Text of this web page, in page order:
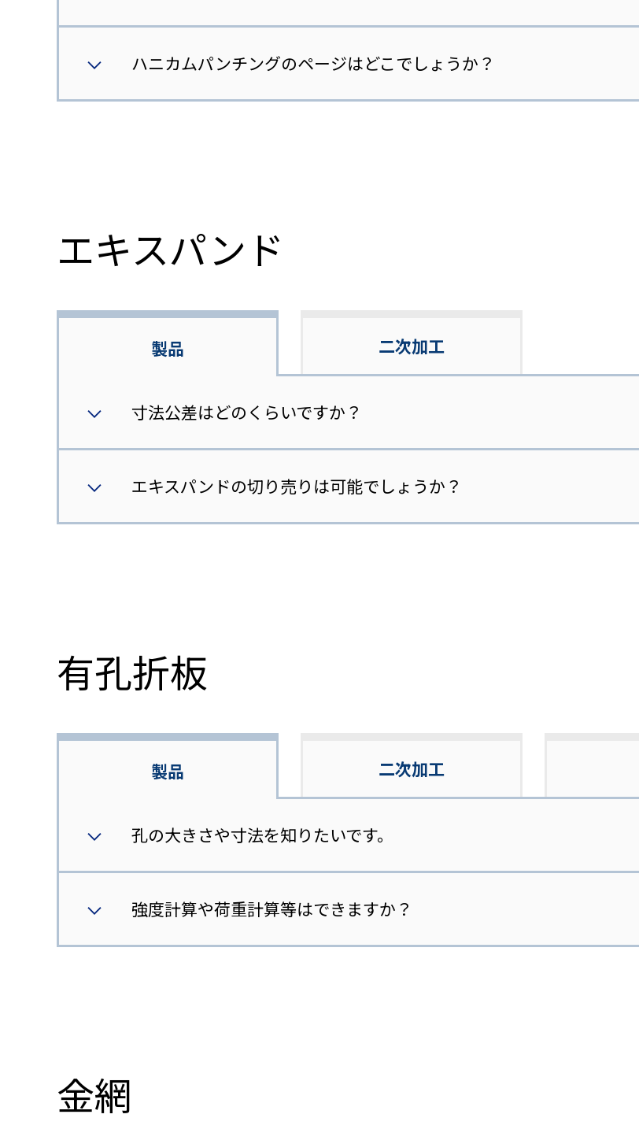
ハニカムパンチングのページはどこでしょうか？
エキスパンド
製品 二次加工
寸法公差はどのくらいですか？
エキスパンドの切り売りは可能でしょうか？
有孔折板
製品 二次加工
孔の大きさや寸法を知りたいです。
強度計算や荷重計算等はできますか？
金網